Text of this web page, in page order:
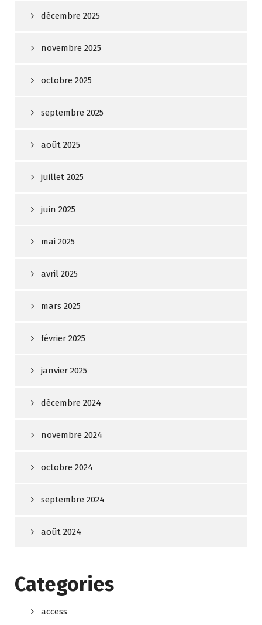
décembre 2025
novembre 2025
octobre 2025
septembre 2025
août 2025
juillet 2025
juin 2025
mai 2025
avril 2025
mars 2025
février 2025
janvier 2025
décembre 2024
novembre 2024
octobre 2024
septembre 2024
août 2024
Categories
access